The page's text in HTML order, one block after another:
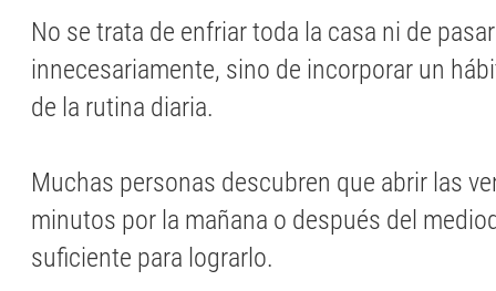
No se trata de enfriar toda la casa ni de
innecesariamente, sino de incorporar un
de la rutina diaria.
Muchas personas descubren que abrir las
minutos por la mañana o después del
suficiente para lograrlo.